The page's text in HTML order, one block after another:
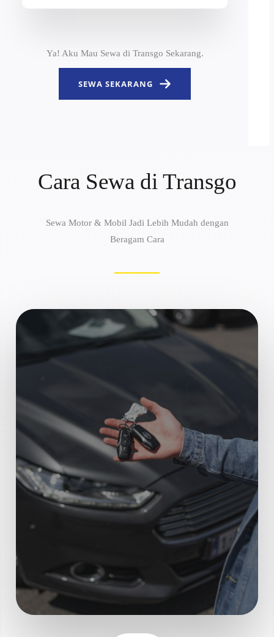
Ya! Aku Mau Sewa di Transgo Sekarang.
SEWA SEKARANG
Cara Sewa di Transgo
Sewa Motor & Mobil Jadi Lebih Mudah dengan
Beragam Cara